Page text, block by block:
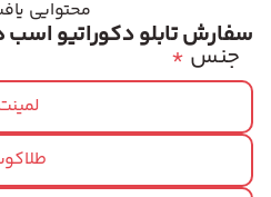
محتوایی
سفارش تابلو دکوراتیو اسب
*جنس